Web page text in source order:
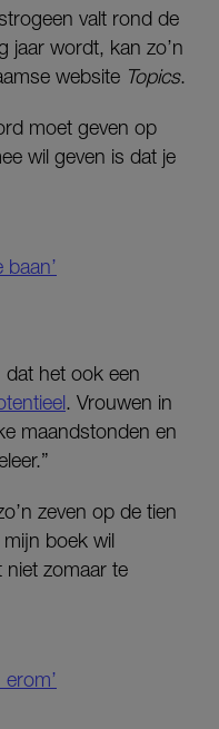
valt rond de
jaar wordt, kan zo’n
website Topics.
moet geven op
wil geven is dat je
dat het ook een
. Vrouwen in
maandstonden en
zeven op de tien
boek wil
niet zomaar te